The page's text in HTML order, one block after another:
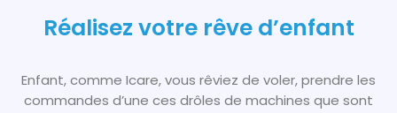
Réalisez votre rêve d’enfant
Enfant, comme Icare, vous rêviez de voler, prendre les
commandes d’une ces drôles de machines que sont